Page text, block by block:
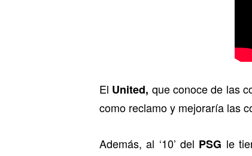
El United, que conoce de las
como reclamo y mejoraría las
Además, al ‘10’ del PSG le